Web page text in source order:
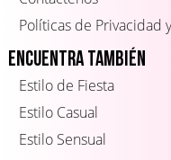
Políticas de Privacidad
Encuentra también
Estilo de Fiesta
Estilo Casual
Estilo Sensual